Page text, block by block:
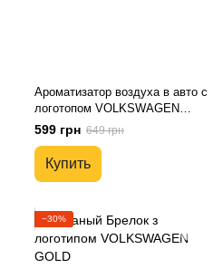
Ароматизатор воздуха в авто с
логотопом VOLKSWAGEN
ХРОМ Автопарфюм премиум
сегмент подарочная упаковка
599 грн 649 грн
Купить
−30%